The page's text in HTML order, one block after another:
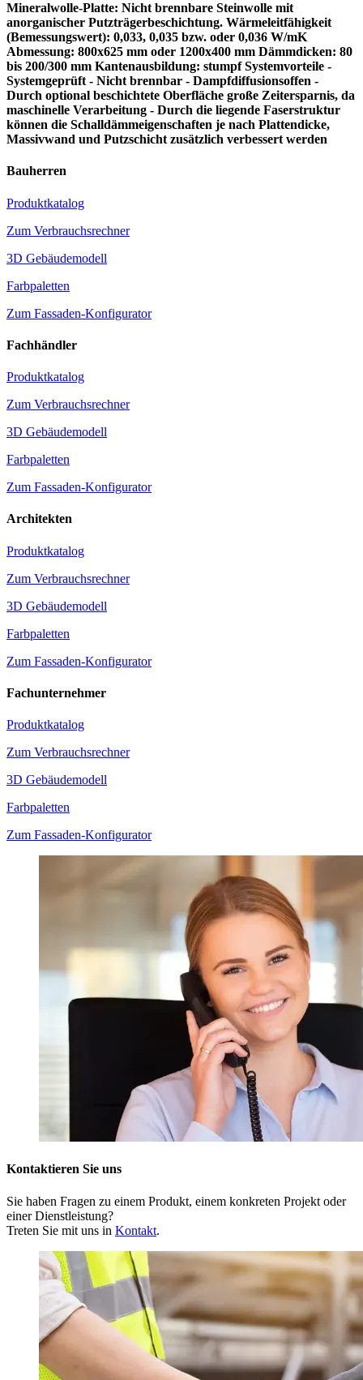
Mineralwolle-Platte: Nicht brennbare Steinwolle mit
anorganischer Putzträgerbeschichtung. Wärmeleitfähigkeit
(Bemessungswert): 0,033, 0,035 bzw. oder 0,036 W/mK
Abmessung: 800x625 mm oder 1200x400 mm Dämmdicken: 80
bis 200/300 mm Kantenausbildung: stumpf Systemvorteile -
Systemgeprüft - Nicht brennbar - Dampfdiffusionsoffen -
Durch optional beschichtete Oberfläche große Zeitersparnis, da
maschinelle Verarbeitung - Durch die liegende Faserstruktur
können die Schalldämmeigenschaften je nach Plattendicke,
Massivwand und Putzschicht zusätzlich verbessert werden
Bauherren
Produktkatalog
Zum Verbrauchsrechner
3D Gebäudemodell
Farbpaletten
Zum Fassaden-Konfigurator
Fachhändler
Produktkatalog
Zum Verbrauchsrechner
3D Gebäudemodell
Farbpaletten
Zum Fassaden-Konfigurator
Architekten
Produktkatalog
Zum Verbrauchsrechner
3D Gebäudemodell
Farbpaletten
Zum Fassaden-Konfigurator
Fachunternehmer
Produktkatalog
Zum Verbrauchsrechner
3D Gebäudemodell
Farbpaletten
Zum Fassaden-Konfigurator
Kontaktieren Sie uns
Sie haben Fragen zu einem Produkt, einem konkreten Projekt oder
einer Dienstleistung?
Treten Sie mit uns in Kontakt.